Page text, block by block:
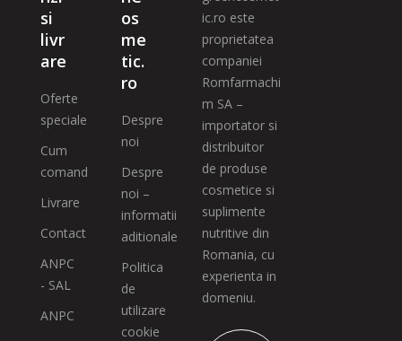
si
livr
are
Oferte
speciale
Cum
comand
Livrare
Contact
ANPC
- SAL
ANPC
os
me
tic.
ro
Despre
noi
Despre
noi –
informatii
aditionale
Politica
de
utilizare
cookie
ic.ro este
proprietatea
companiei
Romfarmachi
m SA –
importator si
distribuitor
de produse
cosmetice si
suplimente
nutritive din
Romania, cu
experienta in
domeniu.